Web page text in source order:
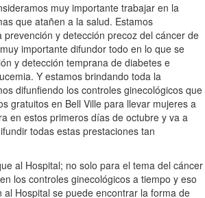
muy importante trabajar en la
que atañen a la salud. Estamos
y detección precoz del cáncer de
importante difundor todo en lo que se
y detección temprana de diabetes e
Y estamos brindando toda la
difunfiendo los controles ginecológicos que
gratuitos en Bell Ville para llevar mujeres a
en estos primeros días de octubre y va a
todas estas prestaciones tan
al Hospital; no solo para el tema del cáncer
los controles ginecológicos a tiempo y eso
Hospital se puede encontrar la forma de